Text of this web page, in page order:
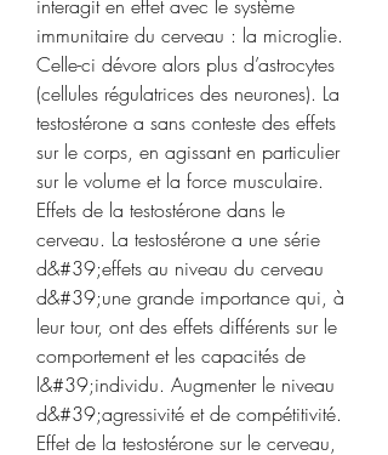
interagit en effet avec le système
immunitaire du cerveau : la microglie.
Celle-ci dévore alors plus d’astrocytes
(cellules régulatrices des neurones). La
testostérone a sans conteste des effets
sur le corps, en agissant en particulier
sur le volume et la force musculaire.
Effets de la testostérone dans le
cerveau. La testostérone a une série
d&#39;effets au niveau du cerveau
d&#39;une grande importance qui, à
leur tour, ont des effets différents sur le
comportement et les capacités de
l&#39;individu. Augmenter le niveau
d&#39;agressivité et de compétitivité.
Effet de la testostérone sur le cerveau,